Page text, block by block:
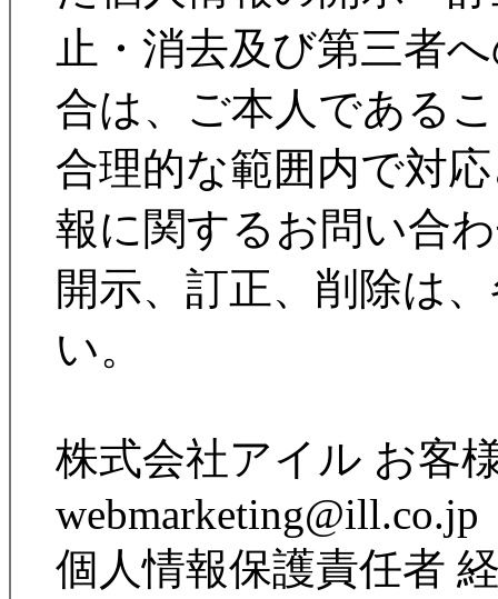
止・消去及び第三者
合は、ご本人である
合理的な範囲内で対
報に関するお問い合
開示、訂正、削除は
い。
株式会社アイル お客
webmarketing@ill.co.jp
個人情報保護責任者